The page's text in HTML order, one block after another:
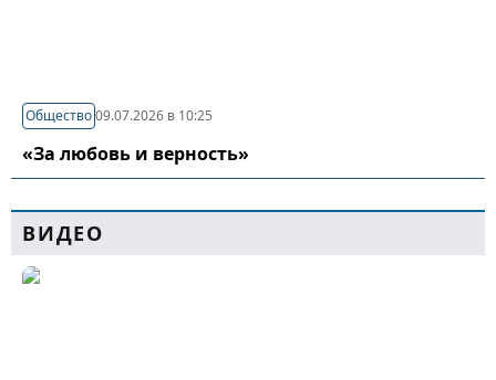
Общество09.07.2026 в 10:25
«За любовь и верность»
ВИДЕО